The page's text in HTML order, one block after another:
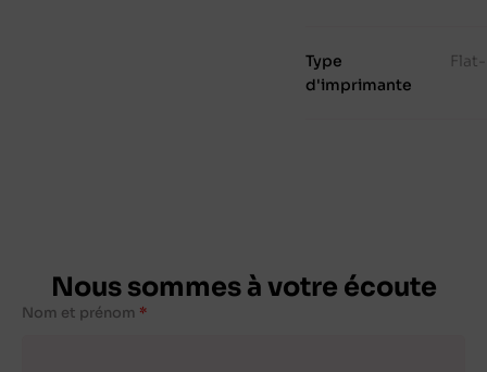
Type
d'imprimante
Nous sommes à votre écoute
Nom et prénom